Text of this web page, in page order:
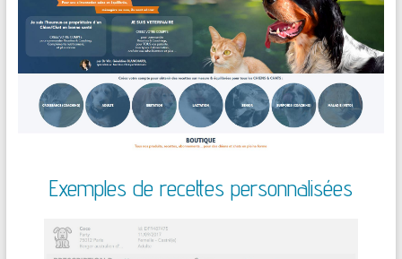
Exemples de recettes personnalisées